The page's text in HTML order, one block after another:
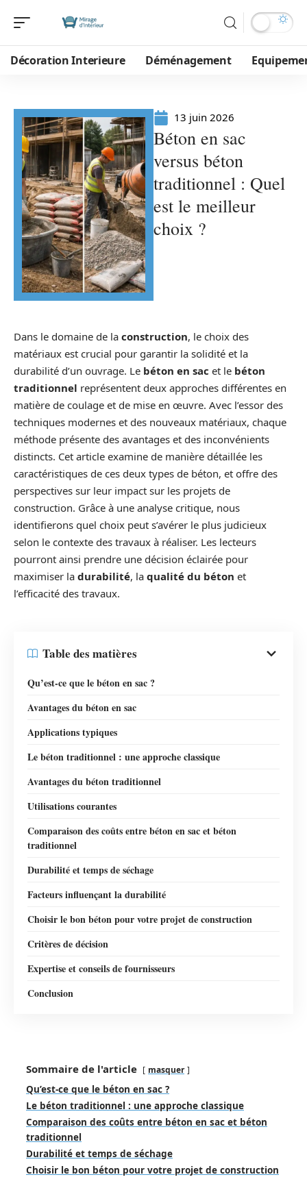
Décoration Interieure Déménagement
13 juin 2026
Béton en sac
versus béton
traditionnel : Quel
est le meilleur
choix ?
Dans le domaine de la construction, le choix des
matériaux est crucial pour garantir la solidité et la
durabilité d’un ouvrage. Le béton en sac et le béton
traditionnel représentent deux approches différentes en
matière de coulage et de mise en œuvre. Avec l’essor des
techniques modernes et des nouveaux matériaux, chaque
méthode présente des avantages et des inconvénients
distincts. Cet article examine de manière détaillée les
caractéristiques de ces deux types de béton, et offre des
perspectives sur leur impact sur les projets de
construction. Grâce à une analyse critique, nous
identifierons quel choix peut s’avérer le plus judicieux
selon le contexte des travaux à réaliser. Les lecteurs
pourront ainsi prendre une décision éclairée pour
maximiser la durabilité, la qualité du béton et
l’efficacité des travaux.
Table des matières
Qu’est-ce que le béton en sac ?
Avantages du béton en sac
Applications typiques
Le béton traditionnel : une approche classique
Avantages du béton traditionnel
Utilisations courantes
Comparaison des coûts entre béton en sac et béton
traditionnel
Durabilité et temps de séchage
Facteurs influençant la durabilité
Choisir le bon béton pour votre projet de construction
Critères de décision
Expertise et conseils de fournisseurs
Conclusion
Sommaire de l'article masquer
Qu’est-ce que le béton en sac ?
Le béton traditionnel : une approche classique
Comparaison des coûts entre béton en sac et béton
traditionnel
Durabilité et temps de séchage
Choisir le bon béton pour votre projet de construction